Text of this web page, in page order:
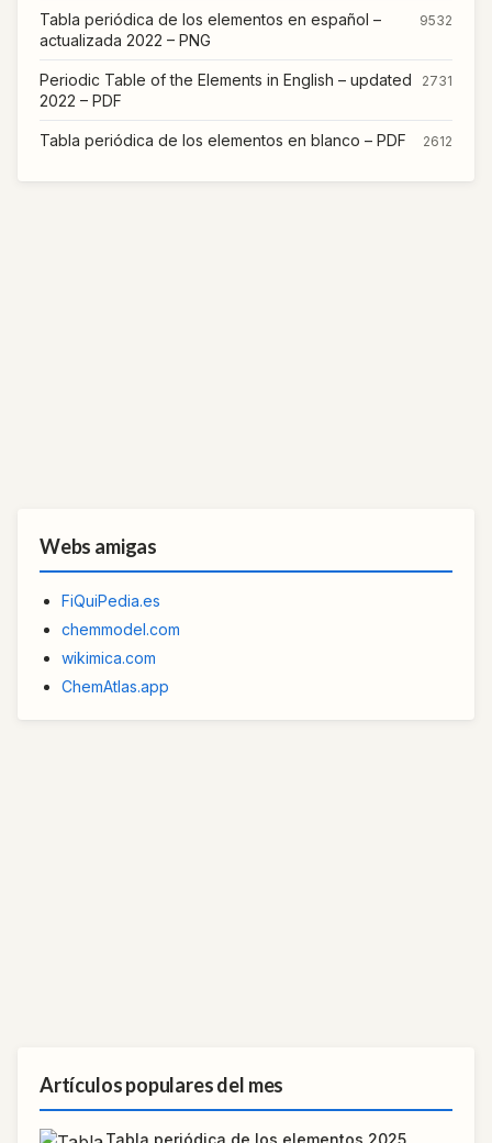
Tabla periódica de los elementos en español –
actualizada 2022 – PNG
9532
Periodic Table of the Elements in English – updated
2022 – PDF
2731
Tabla periódica de los elementos en blanco – PDF 2612
Webs amigas
FiQuiPedia.es
chemmodel.com
wikimica.com
ChemAtlas.app
Artículos populares del mes